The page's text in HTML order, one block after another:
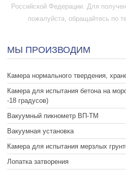
Российской Федерации. Для
пожалуйста, обращайтесь по
МЫ ПРОИЗВОДИМ
Камера нормального твердения,
Камера для испытания бетона на
-18 градусов)
Вакуумный пикнометр ВП-ТМ
Вакуумная установка
Камера для испытания мерзлых
Лопатка затворения